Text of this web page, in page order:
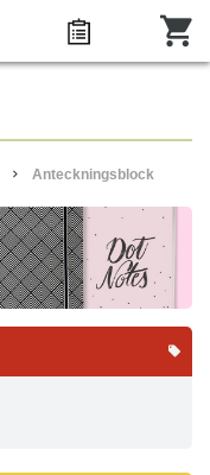
Anteckningsblock